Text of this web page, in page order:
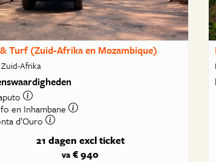
Turf (Zuid-Afrika en Mozambique)
Zuid-Afrika
en Inhambane
d’Ouro
21 dagen excl ticket
va € 940